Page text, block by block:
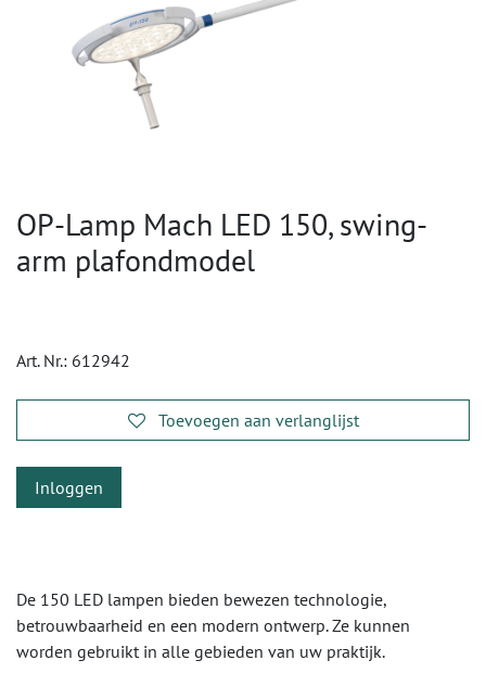
OP-Lamp Mach LED 150, swing-
arm plafondmodel
Art. Nr.: 612942
Toevoegen aan verlanglijst
Inloggen
De 150 LED lampen bieden bewezen technologie,
betrouwbaarheid en een modern ontwerp. Ze kunnen
worden gebruikt in alle gebieden van uw praktijk.